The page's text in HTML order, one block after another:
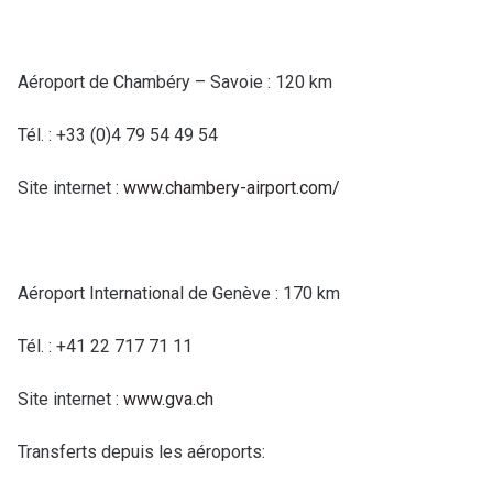
Aéroport de Chambéry – Savoie : 120 km
Tél. : +33 (0)4 79 54 49 54
Site internet : www.chambery-airport.com/
Aéroport International de Genève : 170 km
Tél. : +41 22 717 71 11
Site internet : www.gva.ch
Transferts depuis les aéroports: